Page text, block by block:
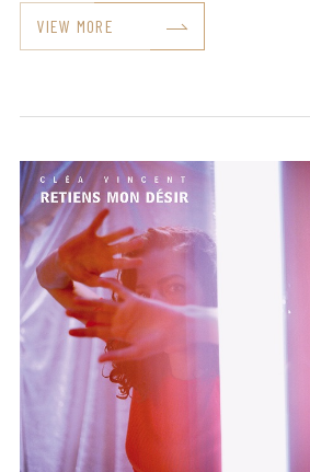
VIEW MORE